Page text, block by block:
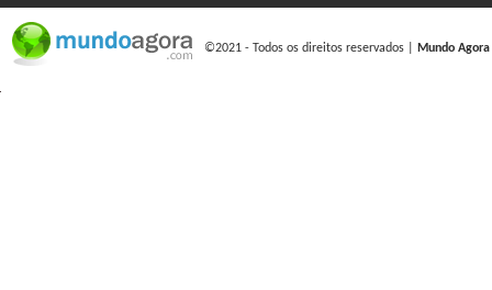
©2021 - Todos os direitos reservados | Mundo Agora